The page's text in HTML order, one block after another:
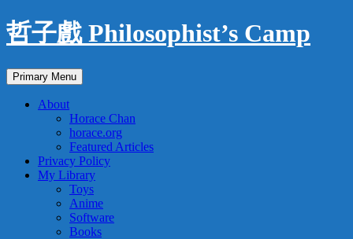
Skip
to
哲子戲 Philosophist’s Camp
Search
Primary Menu
About
Horace Chan
horace.org
Featured Articles
Privacy Policy
My Library
Toys
Anime
Software
Books